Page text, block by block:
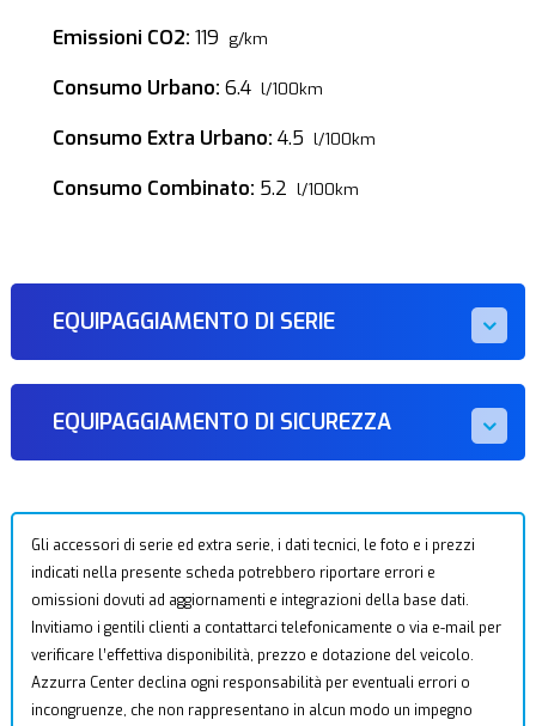
Emissioni CO2: 119 g/km
Consumo Urbano: 6.4 l/100km
Consumo Extra Urbano: 4.5 l/100km
Consumo Combinato: 5.2 l/100km
EQUIPAGGIAMENTO DI SERIE
EQUIPAGGIAMENTO DI SICUREZZA
Gli accessori di serie ed extra serie, i dati tecnici, le foto e i prezzi
indicati nella presente scheda potrebbero riportare errori e
omissioni dovuti ad aggiornamenti e integrazioni della base dati.
Invitiamo i gentili clienti a contattarci telefonicamente o via e-mail per
verificare l’effettiva disponibilità, prezzo e dotazione del veicolo.
Azzurra Center declina ogni responsabilità per eventuali errori o
incongruenze, che non rappresentano in alcun modo un impegno